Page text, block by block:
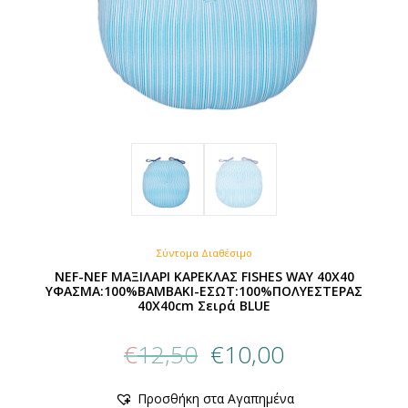
προϊόντος
Σύντομα Διαθέσιμο
NEF-NEF ΜΑΞΙΛΑΡΙ ΚΑΡΕΚΛΑΣ FISHES WAY 40X40
ΥΦΑΣΜΑ:100%ΒΑΜΒΑΚΙ-ΕΣΩΤ:100%ΠΟΛΥΕΣΤΕΡΑΣ
40X40cm Σειρά BLUE
€12,50
price
€12,50.
€10,00
είναι:
Προσθήκη στα Αγαπημένα